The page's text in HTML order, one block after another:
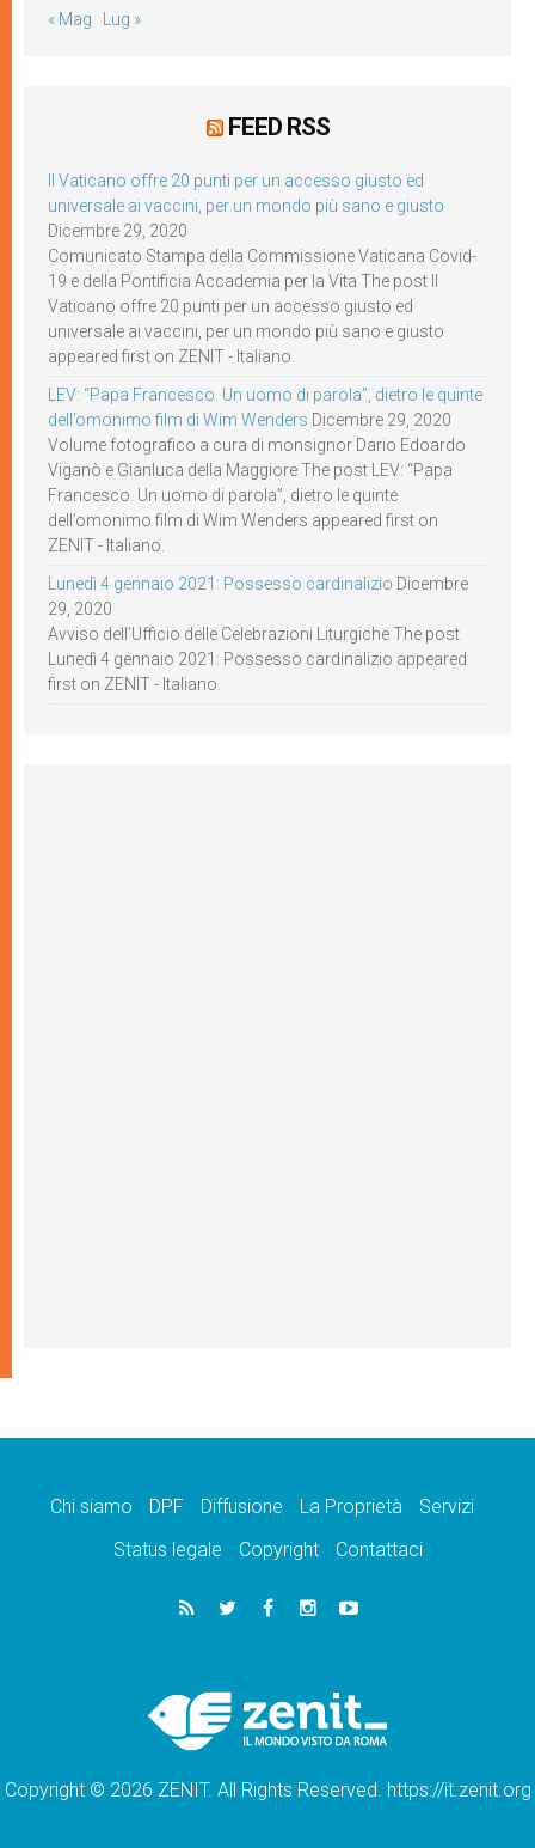
« Mag Lug »
FEED RSS
Il Vaticano offre 20 punti per un accesso giusto ed
universale ai vaccini, per un mondo più sano e giusto
Dicembre 29, 2020
Comunicato Stampa della Commissione Vaticana Covid-
19 e della Pontificia Accademia per la Vita The post Il
Vaticano offre 20 punti per un accesso giusto ed
universale ai vaccini, per un mondo più sano e giusto
appeared first on ZENIT - Italiano.
LEV: “Papa Francesco. Un uomo di parola”, dietro le quinte
dell’omonimo film di Wim Wenders Dicembre 29, 2020
Volume fotografico a cura di monsignor Dario Edoardo
Viganò e Gianluca della Maggiore The post LEV: “Papa
Francesco. Un uomo di parola”, dietro le quinte
dell’omonimo film di Wim Wenders appeared first on
ZENIT - Italiano.
Lunedì 4 gennaio 2021: Possesso cardinalizio Dicembre
29, 2020
Avviso dell’Ufficio delle Celebrazioni Liturgiche The post
Lunedì 4 gennaio 2021: Possesso cardinalizio appeared
first on ZENIT - Italiano.
Chi siamo DPF Diffusione La Proprietà
Servizi
Status legale
Copyright Contattaci
Copyright © 2026 ZENIT. All Rights Reserved. https://it.zenit.org